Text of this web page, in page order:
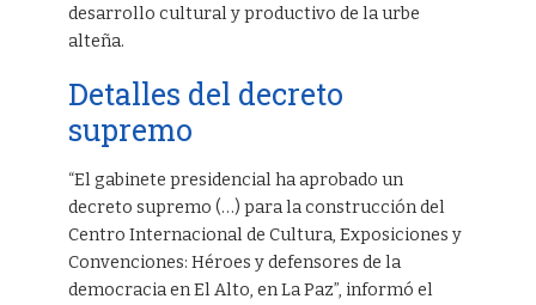
desarrollo cultural y productivo de la urbe
alteña.
Detalles del decreto
supremo
“El gabinete presidencial ha aprobado un
decreto supremo (…) para la construcción del
Centro Internacional de Cultura, Exposiciones y
Convenciones: Héroes y defensores de la
democracia en El Alto, en La Paz”, informó el